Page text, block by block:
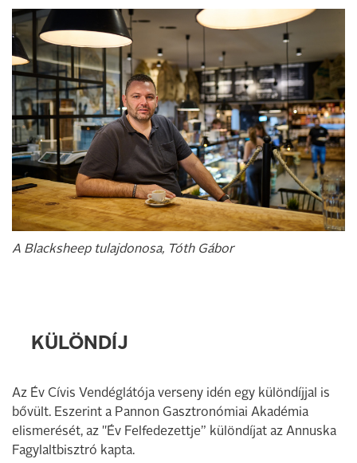
A Blacksheep tulajdonosa, Tóth Gábor
KÜLÖNDÍJ
Az Év Cívis Vendéglátója verseny idén egy különdíjjal is
bővült. Eszerint a Pannon Gasztronómiai Akadémia
elismerését, az "Év Felfedezettje” különdíjat az Annuska
Fagylaltbisztró kapta.